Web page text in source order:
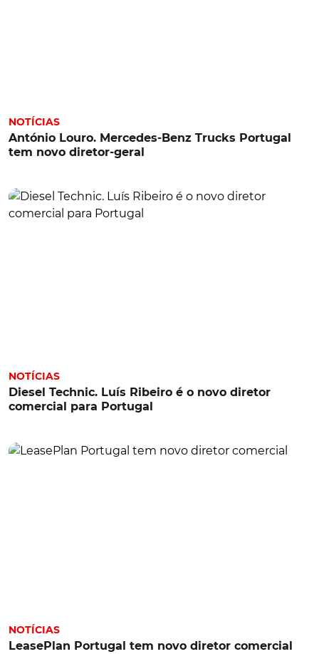
NOTÍCIAS
António Louro. Mercedes-Benz Trucks Portugal
tem novo diretor-geral
NOTÍCIAS
Diesel Technic. Luís Ribeiro é o novo diretor
comercial para Portugal
NOTÍCIAS
LeasePlan Portugal tem novo diretor comercial